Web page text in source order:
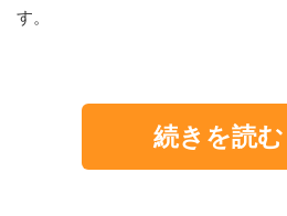
す。
続きを読む